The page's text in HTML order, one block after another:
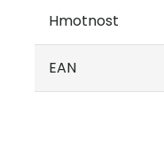
Hmotnost
EAN